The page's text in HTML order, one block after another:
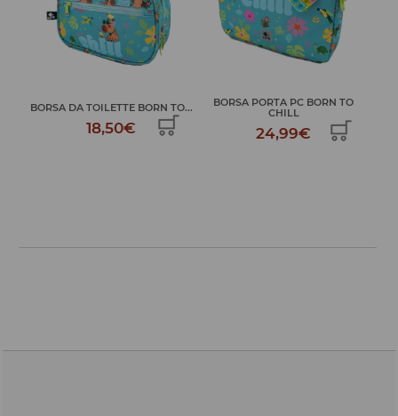
BORSA DA TOILETTE BORN TO...
18,50€
BORSA PORTA PC BORN TO
CHILL
24,99€